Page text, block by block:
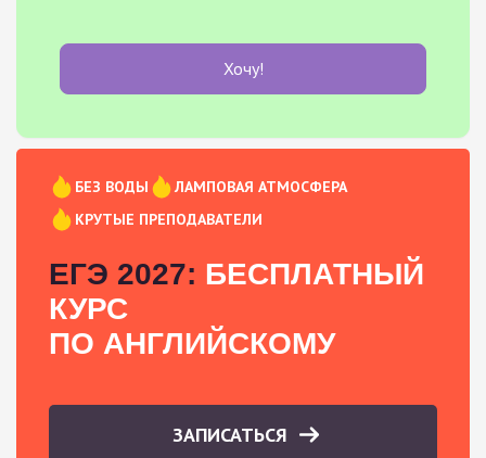
Хочу!
БЕЗ ВОДЫ
ЛАМПОВАЯ АТМОСФЕРА
КРУТЫЕ ПРЕПОДАВАТЕЛИ
ЕГЭ 2027: БЕСПЛАТНЫЙ
КУРС
ПО АНГЛИЙСКОМУ
ЗАПИСАТЬСЯ